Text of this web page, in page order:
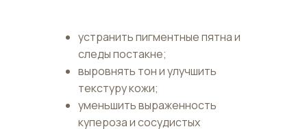
устранить пигментные пятна и
следы постакне;
выровнять тон и улучшить
текстуру кожи;
уменьшить выраженность
купероза и сосудистых